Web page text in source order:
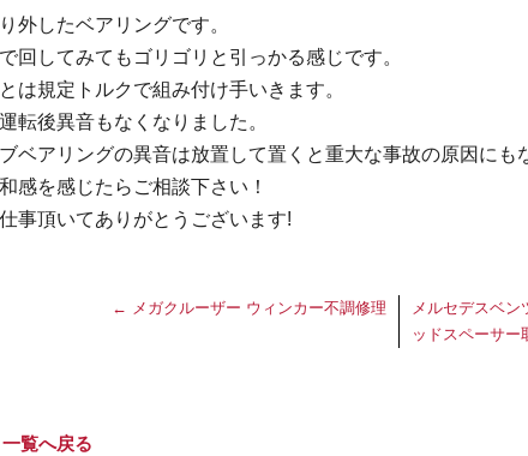
外したベアリングです。
回してみてもゴリゴリと引っかる感じです。
は規定トルクで組み付け手いきます。
転後異音もなくなりました。
ベアリングの異音は放置して置くと重大な事故の原因にも
感を感じたらご相談下さい！
事頂いてありがとうございます!
← メガクルーザー ウィンカー不調修理
メルセデスベ
ッドスペーサー
一覧へ戻る